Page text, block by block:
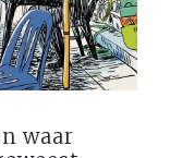
waar